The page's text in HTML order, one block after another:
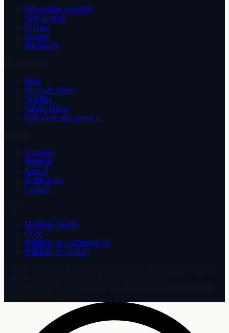
Rénovation complète
Salle de bain
Cuisine
Parquet
Menuiserie
Paris
Hauts-de-Seine
Yvelines
Val-de-Marne
Voir toutes nos zones →
À propos
Méthode
Journal
Réalisations
Contact
Mentions légales
CGV
Politique de confidentialité
Politique de cookies